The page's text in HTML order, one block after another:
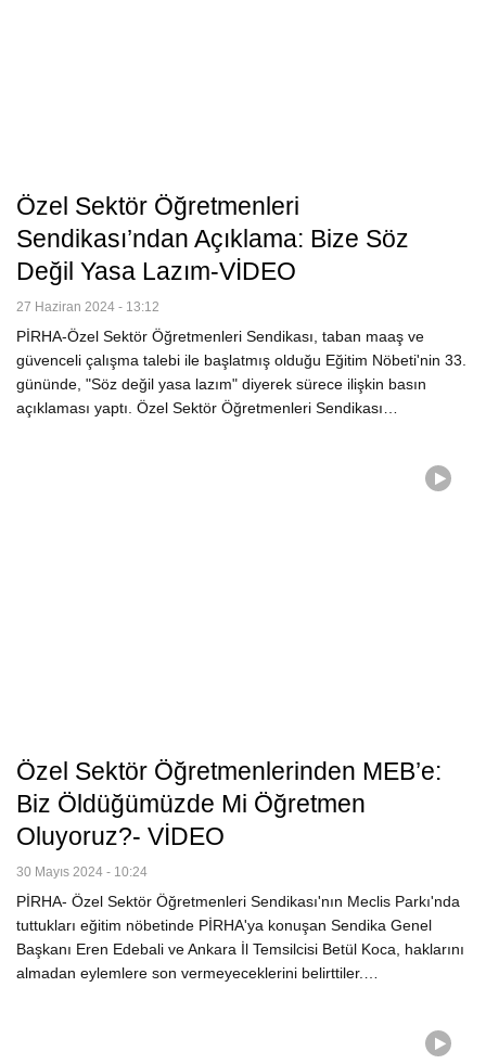
Özel Sektör Öğretmenleri
Sendikası’ndan Açıklama: Bize Söz
Değil Yasa Lazım-VİDEO
27 Haziran 2024 - 13:12
PİRHA-Özel Sektör Öğretmenleri Sendikası, taban maaş ve
güvenceli çalışma talebi ile başlatmış olduğu Eğitim Nöbeti'nin 33.
gününde, "Söz değil yasa lazım" diyerek sürece ilişkin basın
açıklaması yaptı. Özel Sektör Öğretmenleri Sendikası…
Özel Sektör Öğretmenlerinden MEB’e:
Biz Öldüğümüzde Mi Öğretmen
Oluyoruz?- VİDEO
30 Mayıs 2024 - 10:24
PİRHA- Özel Sektör Öğretmenleri Sendikası'nın Meclis Parkı'nda
tuttukları eğitim nöbetinde PİRHA'ya konuşan Sendika Genel
Başkanı Eren Edebali ve Ankara İl Temsilcisi Betül Koca, haklarını
almadan eylemlere son vermeyeceklerini belirttiler.…